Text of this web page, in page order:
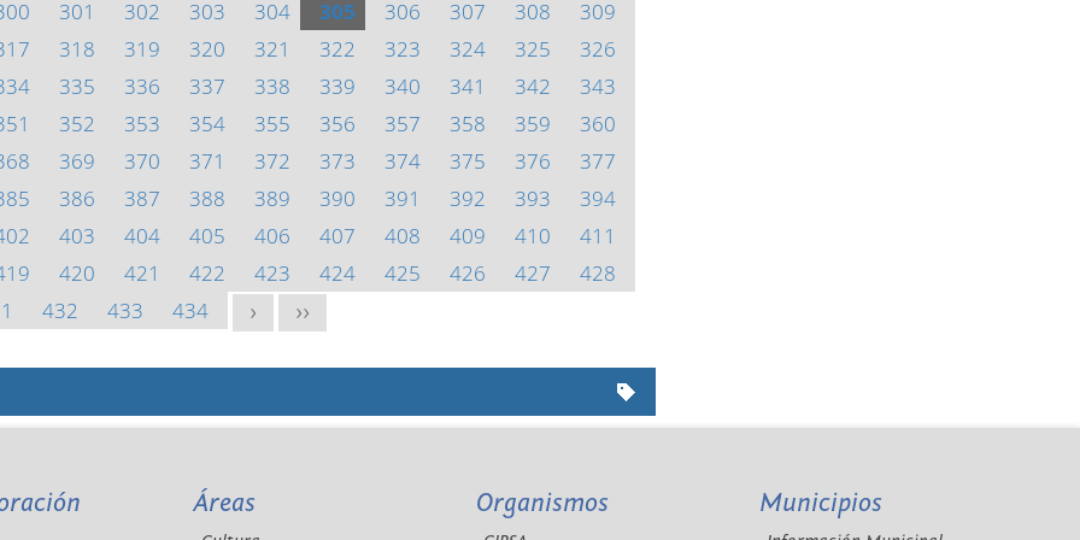
301 302 303 304 305 306 307 308
309
318 319 320 321 322 323 324 325
326
335 336 337 338 339 340 341 342
343
352 353 354 355 356 357 358 359
360
369 370 371 372 373 374 375 376
377
386 387 388 389 390 391 392 393
394
403 404 405 406 407 408 409 410
411
420 421 422 423 424 425 426 427
428
432 433 434 > >>
Áreas Organismos Municipios